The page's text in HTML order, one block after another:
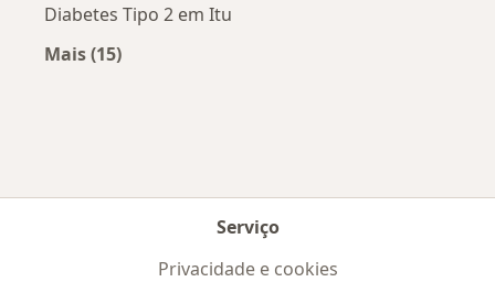
Diabetes Tipo 2 em Itu
Mais (15)
Serviço
Privacidade e cookies